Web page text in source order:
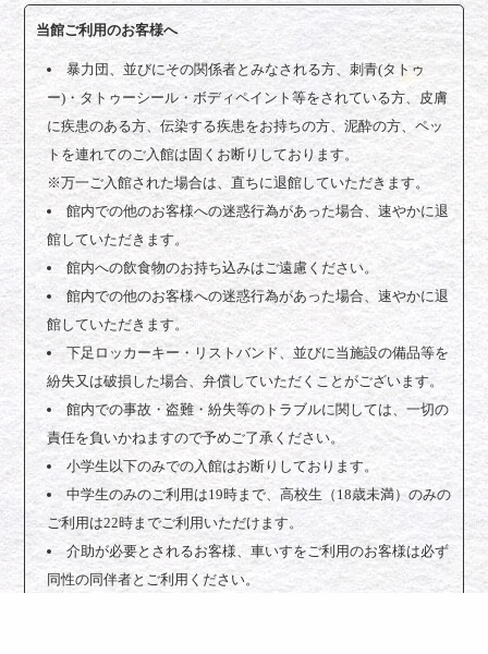
当館ご利用のお客様へ
暴力団、並びにその関係者とみなされる方、刺青(タトゥ
ー)・タトゥーシール・ボディペイント等をされている方、皮膚
に疾患のある方、伝染する疾患をお持ちの方、泥酔の方、ペッ
トを連れてのご入館は固くお断りしております。
※万一ご入館された場合は、直ちに退館していただきます。
館内での他のお客様への迷惑行為があった場合、速やかに退
館していただきます。
館内への飲食物のお持ち込みはご遠慮ください。
館内での他のお客様への迷惑行為があった場合、速やかに退
館していただきます。
下足ロッカーキー・リストバンド、並びに当施設の備品等を
紛失又は破損した場合、弁償していただくことがございます。
館内での事故・盗難・紛失等のトラブルに関しては、一切の
責任を負いかねますので予めご了承ください。
小学生以下のみでの入館はお断りしております。
中学生のみのご利用は19時まで、高校生（18歳未満）のみの
ご利用は22時までご利用いただけます。
介助が必要とされるお客様、車いすをご利用のお客様は必ず
同性の同伴者とご利用ください。